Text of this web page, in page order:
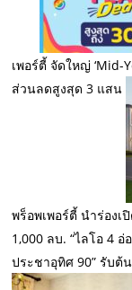
เพอร์ตี้ จัดใหญ่ ‘Mid-
ส่วนลดสูงสุด 3 แสน
พร็อพเพอร์ตี้ นำร่องเ
1,000 ลบ. “ไลโอ 4
ประชาอุทิศ 90” รับต้